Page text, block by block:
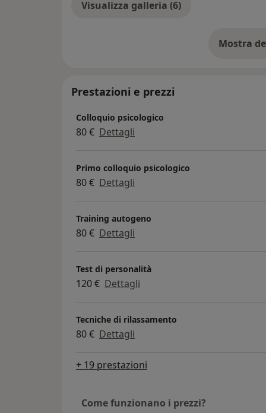
contattarmi. Insieme, possiamo lavorare
Offro anche consulenze per architetti,
Visualizza galleria (6)
Mostra
Prestazioni e prezzi
Colloquio psicologico
80 € Dettagli
Primo colloquio psicologico
80 € Dettagli
Training autogeno
80 € Dettagli
Test di personalità
120 € Dettagli
Tecniche di rilassamento
80 € Dettagli
+ 19 prestazioni
Come funzionano i prezzi?